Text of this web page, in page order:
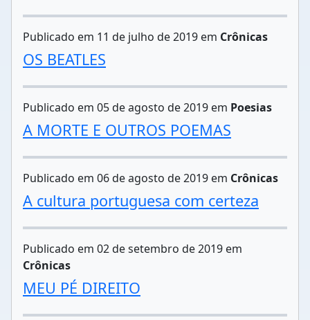
Publicado em 11 de julho de 2019 em Crônicas
OS BEATLES
Publicado em 05 de agosto de 2019 em Poesias
A MORTE E OUTROS POEMAS
Publicado em 06 de agosto de 2019 em Crônicas
A cultura portuguesa com certeza
Publicado em 02 de setembro de 2019 em
Crônicas
MEU PÉ DIREITO